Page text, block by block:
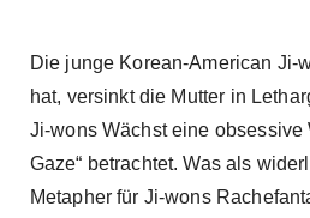
Die junge Korean-American Ji-
hat, versinkt die Mutter in
Ji-wons Wächst eine
Gaze“ betrachtet. Was als
Metapher für Ji-wons